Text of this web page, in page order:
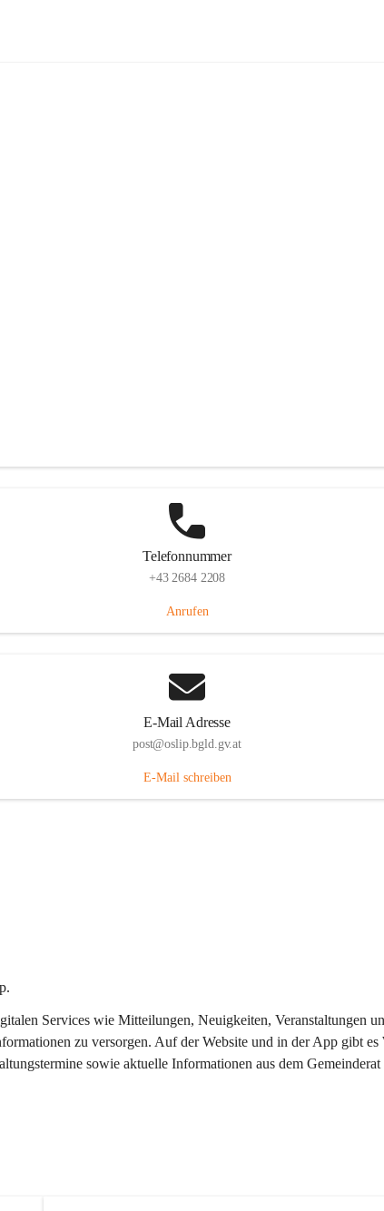
Telefonnummer
+43 2684 2208
Anrufen
E-Mail Adresse
post@oslip.bgld.gv.at
E-Mail schreiben
Services wie Mitteilungen, Neuigkeiten, Veranstaltungen
zu versorgen. Auf der Website und in der App gibt es
sowie aktuelle Informationen aus dem